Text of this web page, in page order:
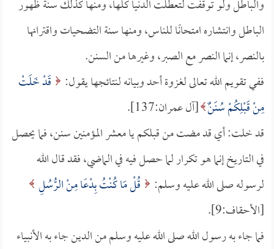
والباطل ولو توقفت لتعطلت الدنيا كلها، ومنها كذلك سنة ظهور
الباطل وانتشاره امتحانًا للناس، ومنها سنة التضحيات واقترانها
بالنصر، إنما النصر مع الصبر، وغيرها من السنن.
ففي تقويم الله تعالى لغزوة أحد وبيانه لنتائجها يقول:
قَدْ خَلَتْ
مِنْ قَبْلِكُمْ سُنَنٌ [آل عمران:137].
قد خلت: أي قد مضت من قبلكم يا معشر المؤمنين سنن، فما يحصل
في التاريخ إنما هو تكرار لما حصل فيه في الماضي، فقد قال الله
لرسوله صلى الله عليه وسلم:
قُلْ مَا كُنْتُ بِدْعًا مِنْ الرُّسُلِ
[الأحقاف:9].
فما جاء به رسول الله صلى الله عليه وسلم من الدين جاء به الأنبياء